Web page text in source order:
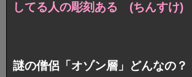
してる人の彫刻ある (ちんすけ)
謎の僧侶「オゾン層」どんなの？